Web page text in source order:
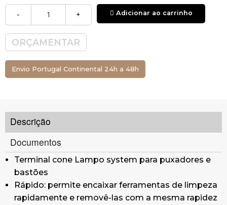
acidentais
Intuitivo: fácil de usar, sem necessidade de
treinamento para saber como usá-lo
Material em poliamida, fibra de vidro
Rosca italiana
Para cabos de 21mm
as vantagens do sistema lampo
- + Adicionar ao carrinho
ORÇAMENTAR
Envio Portugal Continental 24h a 48h
Descrição
Documentos
Terminal cone Lampo system para puxadores e
bastões
Rápido: permite encaixar ferramentas de limpeza
rapidamente e removê-las com a mesma rapidez